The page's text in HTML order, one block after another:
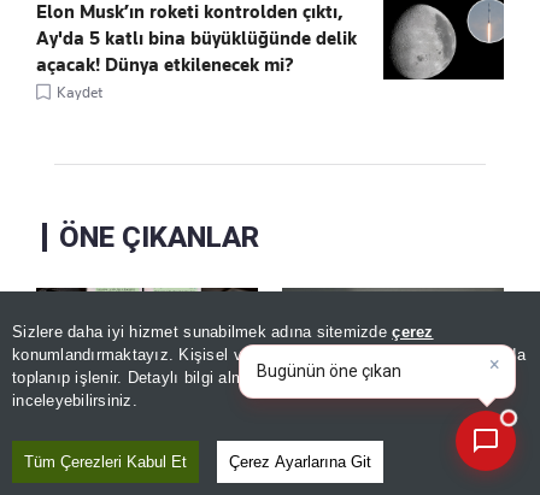
Sizlere daha iyi hizmet sunabilmek adına sitemizdeçerez
konumlandırmaktayız. Kişisel verileriniz, KVKK ve GDPR kapsamında
toplanıp işlenir. Detaylı bilgi almak içinAydınlatma Metnimizi
inceleyebilirsiniz.
Tüm Çerezleri Kabul Et Çerez Ayarlarına Git
Elon Musk’ın roketi kontrolden çıktı,
Ay'da 5 katlı bina büyüklüğünde delik
açacak! Dünya etkilenecek mi?
Kaydet
ÖNE ÇIKANLAR
Usulsüz vatandaşlık
Bakan Şimşek'ten
×
Bugünün öne çıkan manşetleri
ve gelişmeleri neler?